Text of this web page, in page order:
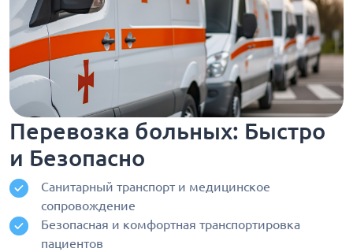
Перевозка больных: Быстро
и Безопасно
Санитарный транспорт и медицинское
сопровождение
Безопасная и комфортная транспортировка
пациентов